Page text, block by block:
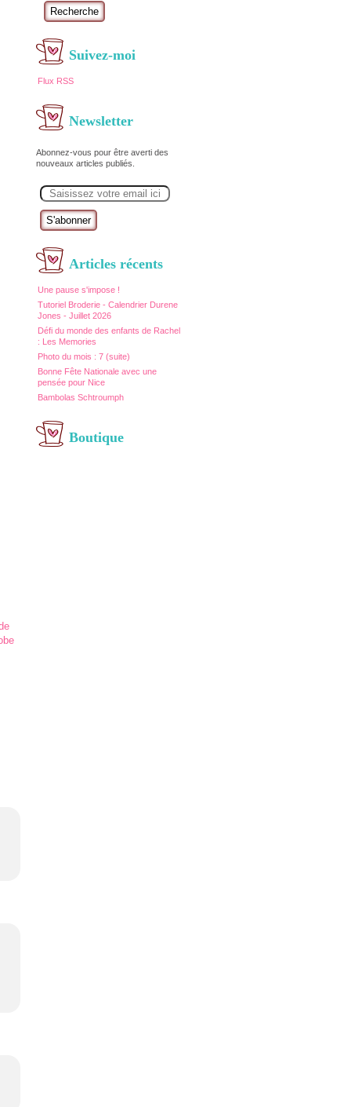
Recherche
Suivez-moi
Flux RSS
Newsletter
Abonnez-vous pour être averti des
nouveaux articles publiés.
m
Articles récents
Une pause s'impose !
Tutoriel Broderie - Calendrier Durene
Jones - Juillet 2026
Défi du monde des enfants de Rachel
: Les Memories
Photo du mois : 7 (suite)
Bonne Fête Nationale avec une
pensée pour Nice
Bambolas Schtroumph
Boutique